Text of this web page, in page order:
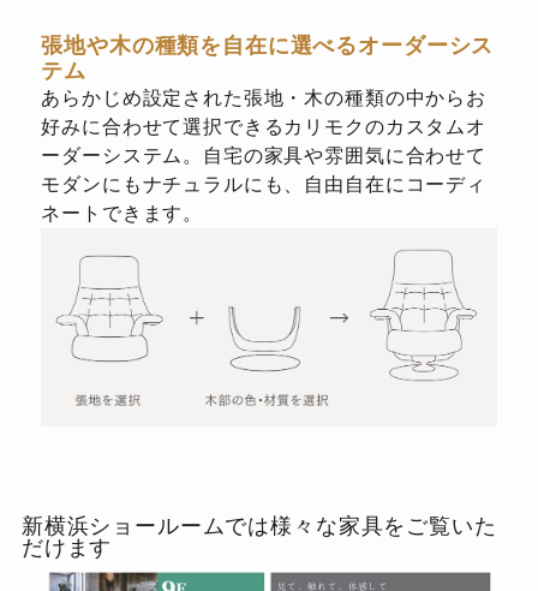
張地や木の種類を自在に選べるオーダーシス
テム
あらかじめ設定された張地・木の種類の中からお
好みに合わせて選択できるカリモクのカスタムオ
ーダーシステム。自宅の家具や雰囲気に合わせて
モダンにもナチュラルにも、自由自在にコーディ
ネートできます。
新横浜ショールームでは様々な家具をご覧いた
だけます